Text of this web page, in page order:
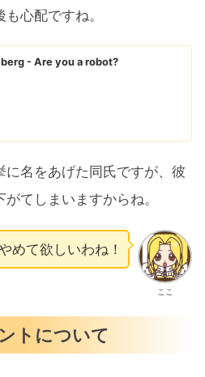
心配ですね。
- Are you a robot?
に名をあげた同氏ですが、彼
てしまいますからね。
ここ
めて欲しいわね！
トについて